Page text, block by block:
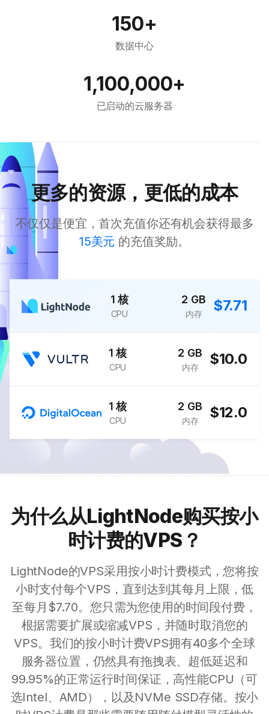
150+
数据中心
1,100,000+
已启动的云服务器
更多的资源，更低的成本
不仅仅是便宜，首次充值你还有机会获得最多
15美元 的充值奖励。
1 核
CPU
2 GB
内存 $7.71
1 核
CPU
2 GB
内存 $10.0
1 核
CPU
2 GB
内存 $12.0
为什么从LightNode购买按小
时计费的VPS？
LightNode的VPS采用按小时计费模式，您将按
小时支付每个VPS，直到达到其每月上限，低
至每月$7.70。您只需为您使用的时间段付费，
根据需要扩展或缩减VPS，并随时取消您的
VPS。我们的按小时计费VPS拥有40多个全球
服务器位置，仍然具有拖拽表、超低延迟和
99.95%的正常运行时间保证，高性能CPU（可
选Intel、AMD），以及NVMe SSD存储。按小